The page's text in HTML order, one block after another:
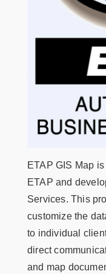
ETAP GIS Map
ETAP and
Services. This
customize the
to individual
direct
and map